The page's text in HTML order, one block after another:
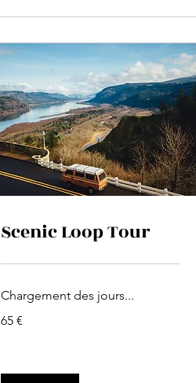
Scenic Loop Tour
Chargement des jours...
euros
65 €